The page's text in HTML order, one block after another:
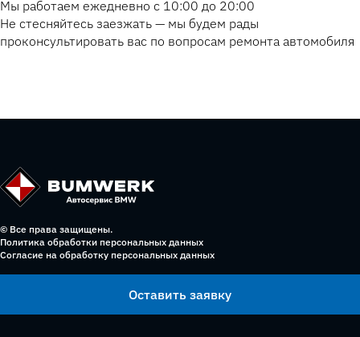
Мы работаем ежедневно с 10:00 до 20:00
Не стесняйтесь заезжать — мы будем рады
проконсультировать вас по вопросам ремонта автомобиля
© Все права защищены.
Политика обработки персональных данных
Согласие на обработку персональных данных
Оставить заявку